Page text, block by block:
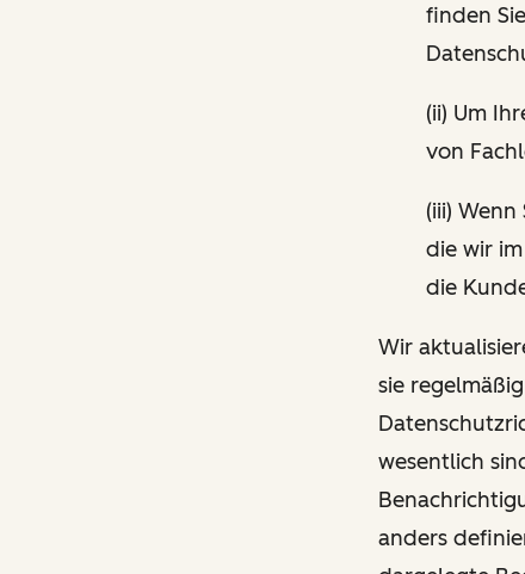
finden
(ii) Um
von
(iii)
die wir
die
Wir
sie
wesentlich
anders